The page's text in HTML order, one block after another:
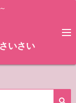
いさい